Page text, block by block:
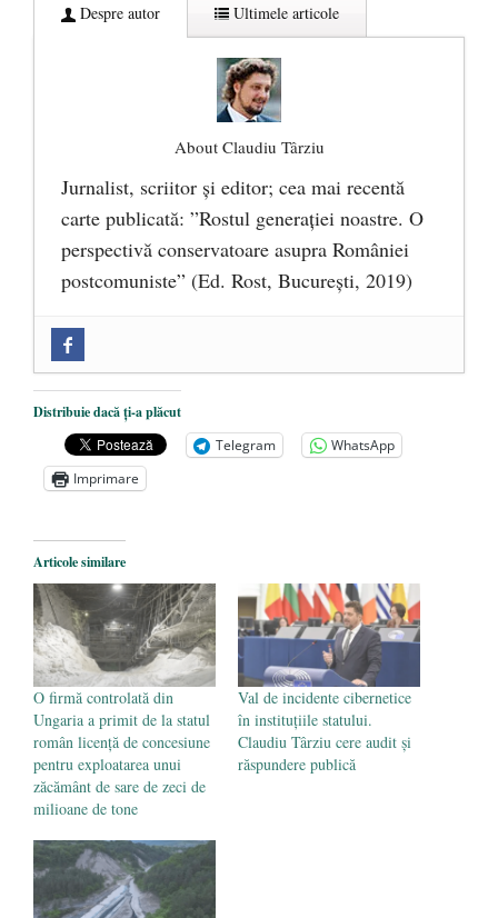
Despre autor Ultimele articole
About Claudiu Târziu
Jurnalist, scriitor şi editor; cea mai recentă
carte publicată: ”Rostul generației noastre. O
perspectivă conservatoare asupra României
postcomuniste” (Ed. Rost, București, 2019)
Târziu cere anchetă a Parchetului
European și reforme pentru a bloca
achizițiile la suprapreț - 13 august 2025
Dragi prieteni din Constanța
România nu știe să își folosească și să își
protejeze resursele
Distribuie dacă ți-a plăcut
Telegram
WhatsApp
Imprimare
Articole similare
O firmă controlată din
Ungaria a primit de la statul
român licență de concesiune
pentru exploatarea unui
zăcământ de sare de zeci de
milioane de tone
Val de incidente cibernetice
în instituțiile statului.
Claudiu Târziu cere audit și
răspundere publică